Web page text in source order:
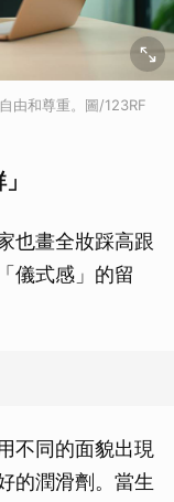
由和尊重。圖/123RF
也畫全妝踩高跟
儀式感」的留
不同的面貌出現
的潤滑劑。當生